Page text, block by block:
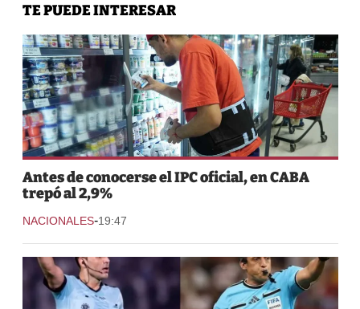
TE PUEDE INTERESAR
Antes de conocerse el IPC oficial, en CABA
trepó al 2,9%
NACIONALES-19:47